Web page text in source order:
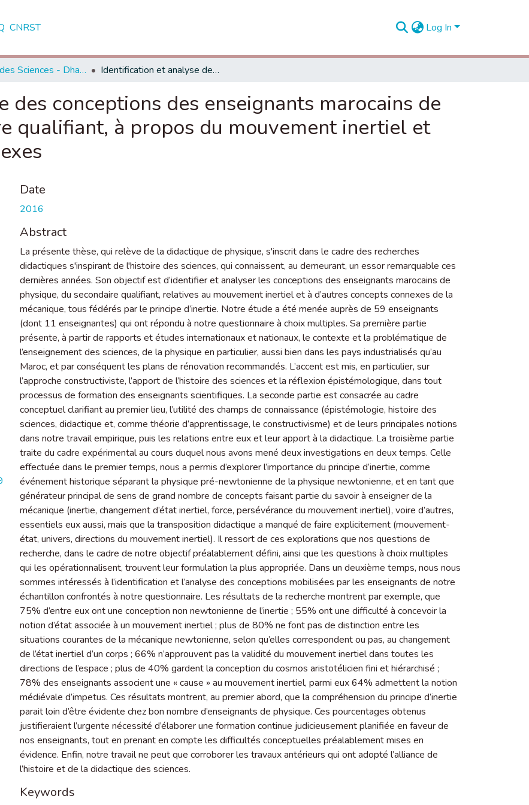
CNRST Log In
Faculté des Sciences - Dhar El Mahraz - Fès Identification et analyse des conceptions des enseignants marocains de physique, du secondaire qualifiant, à propos du mouvement inertiel et certains concepts connexes
des conceptions des enseignants marocains de
qualifiant, à propos du mouvement inertiel et
Date
2016
Abstract
La présente thèse, qui relève de la didactique de physique, s'inscrit dans le cadre des recherches
didactiques s'inspirant de l'histoire des sciences, qui connaissent, au demeurant, un essor remarquable ces
dernières années. Son objectif est d’identifier et analyser les conceptions des enseignants marocains de
physique, du secondaire qualifiant, relatives au mouvement inertiel et à d’autres concepts connexes de la
mécanique, tous fédérés par le principe d’inertie. Notre étude a été menée auprès de 59 enseignants
(dont 11 enseignantes) qui ont répondu à notre questionnaire à choix multiples. Sa première partie
présente, à partir de rapports et études internationaux et nationaux, le contexte et la problématique de
l’enseignement des sciences, de la physique en particulier, aussi bien dans les pays industrialisés qu’au
Maroc, et par conséquent les plans de rénovation recommandés. L’accent est mis, en particulier, sur
l’approche constructiviste, l’apport de l’histoire des sciences et la réflexion épistémologique, dans tout
processus de formation des enseignants scientifiques. La seconde partie est consacrée au cadre
conceptuel clarifiant au premier lieu, l’utilité des champs de connaissance (épistémologie, histoire des
sciences, didactique et, comme théorie d’apprentissage, le constructivisme) et de leurs principales notions
dans notre travail empirique, puis les relations entre eux et leur apport à la didactique. La troisième partie
traite du cadre expérimental au cours duquel nous avons mené deux investigations en deux temps. Celle
effectuée dans le premier temps, nous a permis d’explorer l’importance du principe d’inertie, comme
événement historique séparant la physique pré-newtonienne de la physique newtonienne, et en tant que
générateur principal de sens de grand nombre de concepts faisant partie du savoir à enseigner de la
mécanique (inertie, changement d’état inertiel, force, persévérance du mouvement inertiel), voire d’autres,
essentiels eux aussi, mais que la transposition didactique a manqué de faire explicitement (mouvement-
état, univers, directions du mouvement inertiel). Il ressort de ces explorations que nos questions de
recherche, dans le cadre de notre objectif préalablement défini, ainsi que les questions à choix multiples
qui les opérationnalisent, trouvent leur formulation la plus appropriée. Dans un deuxième temps, nous nous
sommes intéressés à l’identification et l’analyse des conceptions mobilisées par les enseignants de notre
échantillon confrontés à notre questionnaire. Les résultats de la recherche montrent par exemple, que
75% d’entre eux ont une conception non newtonienne de l’inertie ; 55% ont une difficulté à concevoir la
notion d’état associée à un mouvement inertiel ; plus de 80% ne font pas de distinction entre les
situations courantes de la mécanique newtonienne, selon qu’elles correspondent ou pas, au changement
de l’état inertiel d’un corps ; 66% n’approuvent pas la validité du mouvement inertiel dans toutes les
directions de l’espace ; plus de 40% gardent la conception du cosmos aristotélicien fini et hiérarchisé ;
78% des enseignants associent une « cause » au mouvement inertiel, parmi eux 64% admettent la notion
médiévale d’impetus. Ces résultats montrent, au premier abord, que la compréhension du principe d’inertie
parait loin d’être évidente chez bon nombre d’enseignants de physique. Ces pourcentages obtenus
justifieraient l’urgente nécessité d’élaborer une formation continue judicieusement planifiée en faveur de
nos enseignants, tout en prenant en compte les difficultés conceptuelles préalablement mises en
évidence. Enfin, notre travail ne peut que corroborer les travaux antérieurs qui ont adopté l’alliance de
l’histoire et de la didactique des sciences.
Keywords